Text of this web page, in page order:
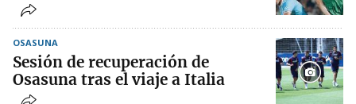
OSASUNA
Sesión de recuperación de
Osasuna tras el viaje a Italia